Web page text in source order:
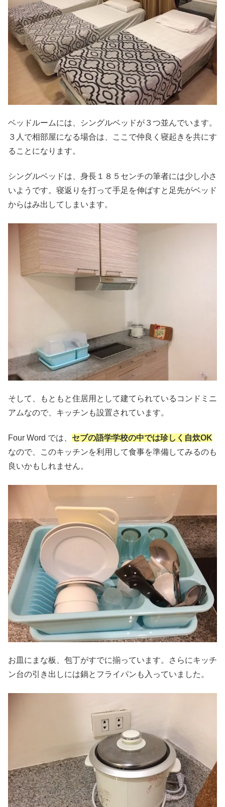
ベッドルームには、シングルベッドが３つ並んでいます。
３人で相部屋になる場合は、ここで仲良く寝起きを共にす
ることになります。
シングルベッドは、身長１８５センチの筆者には少し小さ
いようです。寝返りを打って手足を伸ばすと足先がベッド
からはみ出してしまいます。
そして、もともと住居用として建てられているコンドミニ
アムなので、キッチンも設置されています。
Four Word では、 セブの語学学校の中では珍しく自炊OK
なので、このキッチンを利用して食事を準備してみるのも
良いかもしれません。
お皿にまな板、包丁がすでに揃っています。さらにキッチ
ン台の引き出しには鍋とフライパンも入っていました。